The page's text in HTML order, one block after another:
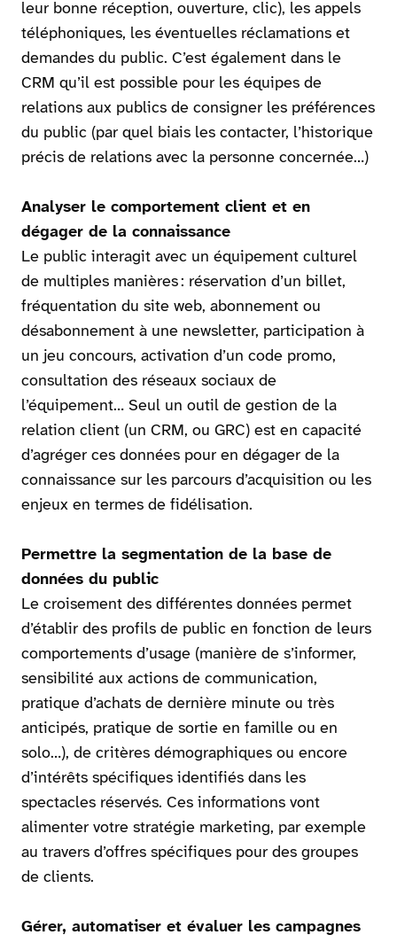
leur bonne réception, ouverture, clic), les appels
téléphoniques, les éventuelles réclamations et
demandes du public. C’est également dans le
CRM qu’il est possible pour les équipes de
relations aux publics de consigner les préférences
du public (par quel biais les contacter, l’historique
précis de relations avec la personne concernée…)
Analyser le comportement client et en
dégager de la connaissance
Le public interagit avec un équipement culturel
de multiples manières : réservation d’un billet,
fréquentation du site web, abonnement ou
désabonnement à une newsletter, participation à
un jeu concours, activation d’un code promo,
consultation des réseaux sociaux de
l’équipement… Seul un outil de gestion de la
relation client (un CRM, ou GRC) est en capacité
d’agréger ces données pour en dégager de la
connaissance sur les parcours d’acquisition ou les
enjeux en termes de fidélisation.
Permettre la segmentation de la base de
données du public
Le croisement des différentes données permet
d’établir des profils de public en fonction de leurs
comportements d’usage (manière de s’informer,
sensibilité aux actions de communication,
pratique d’achats de dernière minute ou très
anticipés, pratique de sortie en famille ou en
solo…), de critères démographiques ou encore
d’intérêts spécifiques identifiés dans les
spectacles réservés. Ces informations vont
alimenter votre stratégie marketing, par exemple
au travers d’offres spécifiques pour des groupes
de clients.
Gérer, automatiser et évaluer les campagnes